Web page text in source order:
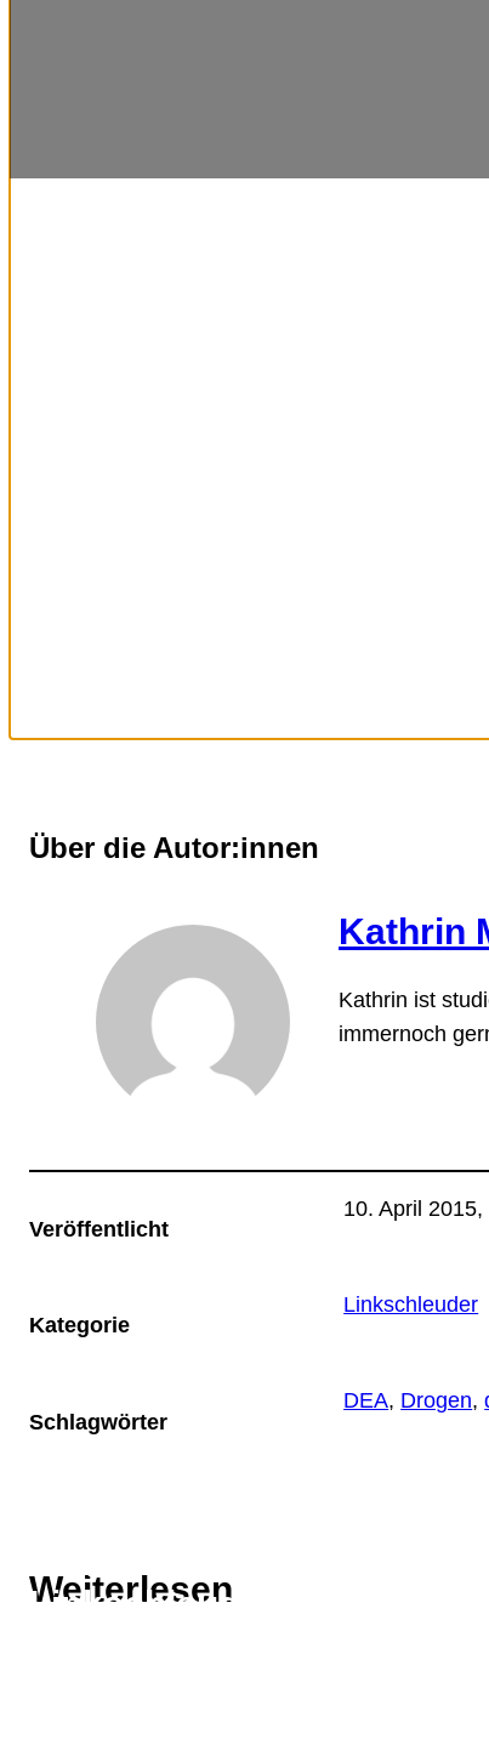
Über die Autor:innen
Kathrin
Kathrin ist
immernoch
Veröffentlicht
10. April
Kategorie
Linkschleuder
Schlagwörter
DEA, Drogen,
Weiterlesen
Linkschleuder